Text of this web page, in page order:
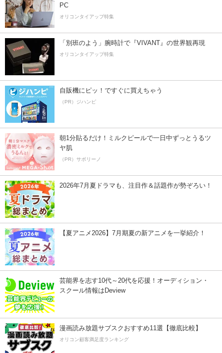
PC
オリコンタイアップ特集
「別班のよう」腕時計で『VIVANT』の世界観再現
オリコンタイアップ特集
自販機にピッ！ですぐに買えちゃう
（PR）ジハンピ
朝1分貼るだけ！ミルクピールで一日中ずっとうるツ
ヤ肌
（PR）サボリーノ
2026年7月夏ドラマも、注目作＆話題作が勢ぞろい！
【夏アニメ2026】7月期夏の新アニメを一挙紹介！
芸能界を志す10代～20代を応援！オーディション・
スクール情報はDeview
漫画読み放題サブスクおすすめ11選【徹底比較】
オリコン顧客満足度ランキング